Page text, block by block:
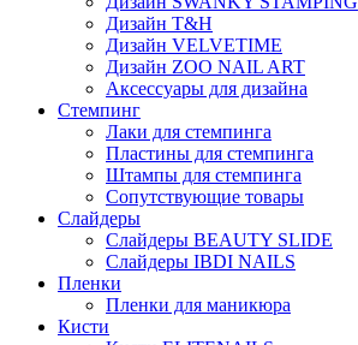
Дизайн T&H
Дизайн VELVETIME
Дизайн ZOO NAIL ART
Аксессуары для дизайна
Стемпинг
Лаки для стемпинга
Пластины для стемпинга
Штампы для стемпинга
Сопутствующие товары
Слайдеры
Слайдеры BEAUTY SLIDE
Слайдеры IBDI NAILS
Пленки
Пленки для маникюра
Кисти